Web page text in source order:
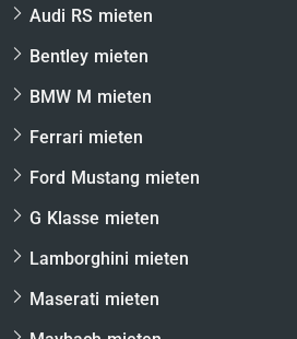
inklusive
& Videos
einlösbar
mit GoPro-4K-Video von der Fahrt!
Audi RS mieten
Bentley mieten
BMW M mieten
Ferrari mieten
Ford Mustang mieten
G Klasse mieten
Lamborghini mieten
Maserati mieten